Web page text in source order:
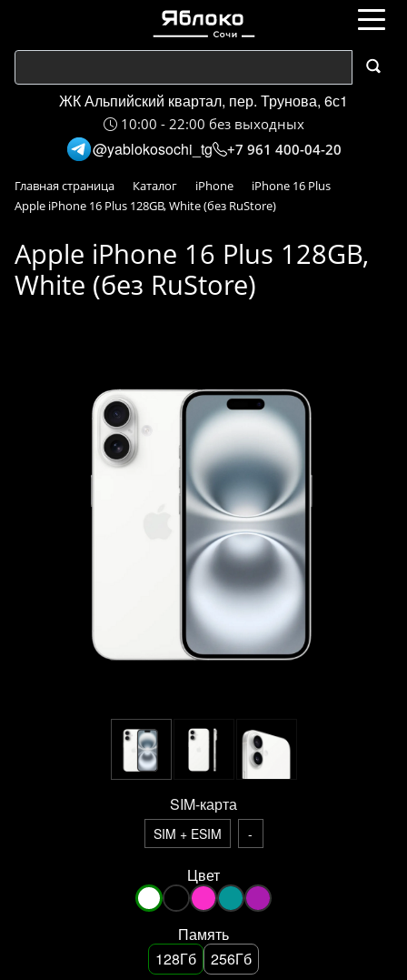
ЖК Альпийский квартал, пер. Трунова, 6с1
10:00 - 22:00 без выходных
@yablokosochi_tg +7 961 400-04-20
Главная страница Каталог iPhone
iPhone 16 Plus
Apple iPhone 16 Plus 128GB, White (без RuStore)
Apple iPhone 16 Plus 128GB,
White (без RuStore)
SIM-карта
SIM + ESIM -
Цвет
Память
128Гб
256Гб